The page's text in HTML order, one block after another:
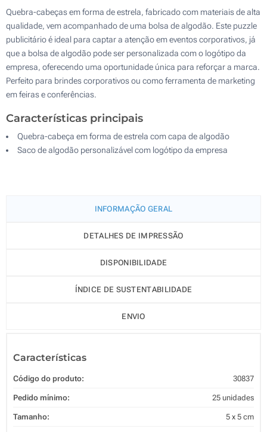
Quebra-cabeças em forma de estrela, fabricado com materiais de alta
qualidade, vem acompanhado de uma bolsa de algodão. Este puzzle
publicitário é ideal para captar a atenção em eventos corporativos, já
que a bolsa de algodão pode ser personalizada com o logótipo da
empresa, oferecendo uma oportunidade única para reforçar a marca.
Perfeito para brindes corporativos ou como ferramenta de marketing
em feiras e conferências.
Características principais
Quebra-cabeça em forma de estrela com capa de algodão
Saco de algodão personalizável com logótipo da empresa
INFORMAÇÃO GERAL
DETALHES DE IMPRESSÃO
DISPONIBILIDADE
ÍNDICE DE SUSTENTABILIDADE
ENVIO
Características
Código do produto: 30837
Pedido mínimo: 25 unidades
Tamanho: 5 x 5 cm